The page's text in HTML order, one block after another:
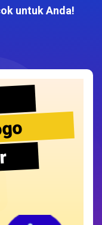
untuk Anda!